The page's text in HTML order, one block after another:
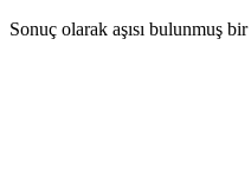
Sonuç olarak aşısı bulunmuş